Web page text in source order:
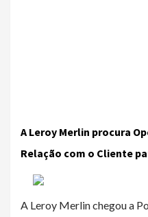
A Leroy Merlin procura
Relação com o Cliente
A Leroy Merlin chegou a